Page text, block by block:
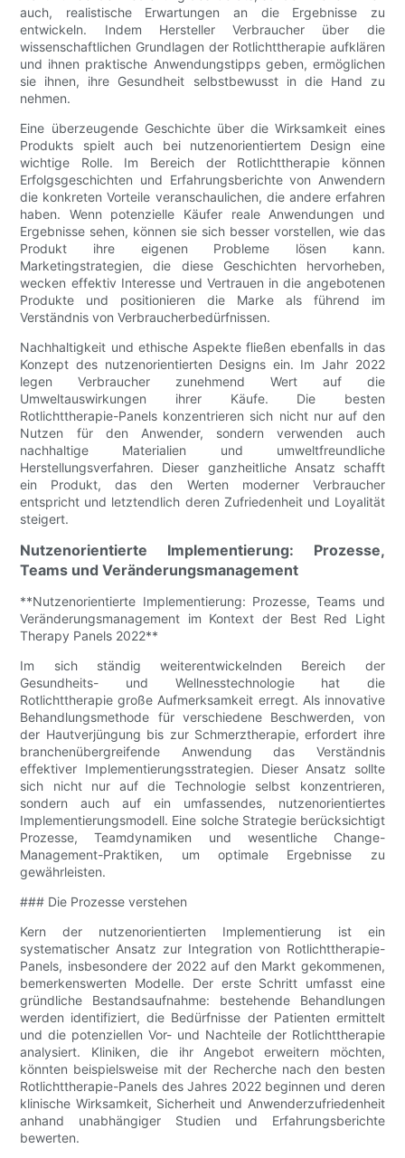
auch, realistische Erwartungen an die Ergebnisse zu
entwickeln. Indem Hersteller Verbraucher über die
wissenschaftlichen Grundlagen der Rotlichttherapie aufklären
und ihnen praktische Anwendungstipps geben, ermöglichen
sie ihnen, ihre Gesundheit selbstbewusst in die Hand zu
nehmen.
Eine überzeugende Geschichte über die Wirksamkeit eines
Produkts spielt auch bei nutzenorientiertem Design eine
wichtige Rolle. Im Bereich der Rotlichttherapie können
Erfolgsgeschichten und Erfahrungsberichte von Anwendern
die konkreten Vorteile veranschaulichen, die andere erfahren
haben. Wenn potenzielle Käufer reale Anwendungen und
Ergebnisse sehen, können sie sich besser vorstellen, wie das
Produkt ihre eigenen Probleme lösen kann.
Marketingstrategien, die diese Geschichten hervorheben,
wecken effektiv Interesse und Vertrauen in die angebotenen
Produkte und positionieren die Marke als führend im
Verständnis von Verbraucherbedürfnissen.
Nachhaltigkeit und ethische Aspekte fließen ebenfalls in das
Konzept des nutzenorientierten Designs ein. Im Jahr 2022
legen Verbraucher zunehmend Wert auf die
Umweltauswirkungen ihrer Käufe. Die besten
Rotlichttherapie-Panels konzentrieren sich nicht nur auf den
Nutzen für den Anwender, sondern verwenden auch
nachhaltige Materialien und umweltfreundliche
Herstellungsverfahren. Dieser ganzheitliche Ansatz schafft
ein Produkt, das den Werten moderner Verbraucher
entspricht und letztendlich deren Zufriedenheit und Loyalität
steigert.
Nutzenorientierte Implementierung: Prozesse,
Teams und Veränderungsmanagement
**Nutzenorientierte Implementierung: Prozesse, Teams und
Veränderungsmanagement im Kontext der Best Red Light
Therapy Panels 2022**
Im sich ständig weiterentwickelnden Bereich der
Gesundheits- und Wellnesstechnologie hat die
Rotlichttherapie große Aufmerksamkeit erregt. Als innovative
Behandlungsmethode für verschiedene Beschwerden, von
der Hautverjüngung bis zur Schmerztherapie, erfordert ihre
branchenübergreifende Anwendung das Verständnis
effektiver Implementierungsstrategien. Dieser Ansatz sollte
sich nicht nur auf die Technologie selbst konzentrieren,
sondern auch auf ein umfassendes, nutzenorientiertes
Implementierungsmodell. Eine solche Strategie berücksichtigt
Prozesse, Teamdynamiken und wesentliche Change-
Management-Praktiken, um optimale Ergebnisse zu
gewährleisten.
### Die Prozesse verstehen
Kern der nutzenorientierten Implementierung ist ein
systematischer Ansatz zur Integration von Rotlichttherapie-
Panels, insbesondere der 2022 auf den Markt gekommenen,
bemerkenswerten Modelle. Der erste Schritt umfasst eine
gründliche Bestandsaufnahme: bestehende Behandlungen
werden identifiziert, die Bedürfnisse der Patienten ermittelt
und die potenziellen Vor- und Nachteile der Rotlichttherapie
analysiert. Kliniken, die ihr Angebot erweitern möchten,
könnten beispielsweise mit der Recherche nach den besten
Rotlichttherapie-Panels des Jahres 2022 beginnen und deren
klinische Wirksamkeit, Sicherheit und Anwenderzufriedenheit
anhand unabhängiger Studien und Erfahrungsberichte
bewerten.